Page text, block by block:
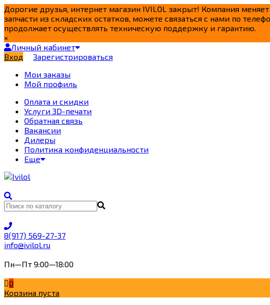
Дорогие друзья, интернет магазин IVILOL закрыт! Компания
запчасти из складских остатков, можете связаться с нами по
продолжает осуществлять техническую поддержку и гарантию.
×
Личный кабинет
Вход
Зарегистрироваться
Мои заказы
Мой профиль
Оплата и скидки
Услуги 3D-печати
Обратная связь
Вакансии
Дилеры
Политика конфиденциальности
Еще
8(917) 569-27-37
info@ivilol.ru
Пн—Пт 9:00—18:00
0
Корзина пуста